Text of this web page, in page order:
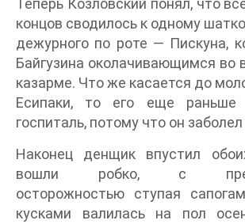
Теперь Козловский понял, что
концов сводилось к одному
дежурного по роте — Пискуна,
Байгузина околачивающимся во
казарме. Что же касается до
Есипаки, то его еще раньше
госпиталь, потому что он
Наконец денщик впустил
вошли робко, с
осторожностью ступая
кусками валилась на пол